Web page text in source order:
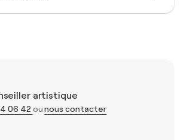
artistique
06 42 ounous contacter